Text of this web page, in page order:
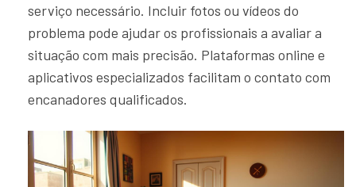
serviço necessário. Incluir fotos ou vídeos do
problema pode ajudar os profissionais a avaliar a
situação com mais precisão. Plataformas online e
aplicativos especializados facilitam o contato com
encanadores qualificados.